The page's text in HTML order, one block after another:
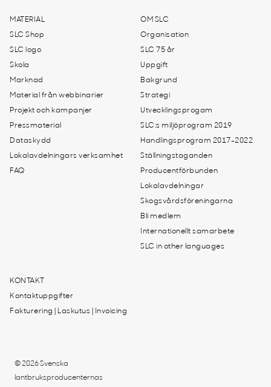
MATERIAL
SLC Shop
SLC logo
Skola
Marknad
Material från webbinarier
Projekt och kampanjer
Pressmaterial
Dataskydd
Lokalavdelningars verksamhet
FAQ
OM SLC
Organisation
SLC 75 år
Uppgift
Bakgrund
Strategi
Utvecklingsprogam
SLC:s miljöprogram 2019
Handlingsprogram 2017-2022
Ställningstaganden
Producentförbunden
Lokalavdelningar
Skogsvårdsföreningarna
Bli medlem
Internationellt samarbete
SLC in other languages
KONTAKT
Kontaktuppgifter
Fakturering | Laskutus | Invoicing
© 2026 Svenska
lantbruksproducenternas